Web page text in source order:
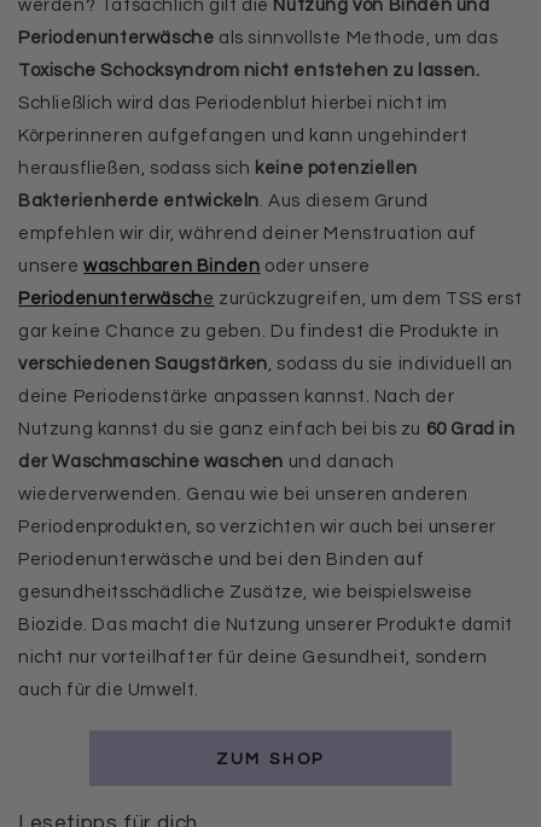
werden? Tatsächlich gilt die Nutzung von Binden und
Periodenunterwäsche als sinnvollste Methode, um das
Toxische Schocksyndrom nicht entstehen zu lassen.
Schließlich wird das Periodenblut hierbei nicht im
Körperinneren aufgefangen und kann ungehindert
herausfließen, sodass sich keine potenziellen
Bakterienherde entwickeln. Aus diesem Grund
empfehlen wir dir, während deiner Menstruation auf
unserewaschbaren Binden oder unsere
Periodenunterwäsche zurückzugreifen, um dem TSS erst
gar keine Chance zu geben. Du findest die Produkte in
verschiedenen Saugstärken, sodass du sie individuell an
deine Periodenstärke anpassen kannst. Nach der
Nutzung kannst du sie ganz einfach bei bis zu 60 Grad in
der Waschmaschine waschen und danach
wiederverwenden. Genau wie bei unseren anderen
Periodenprodukten, so verzichten wir auch bei unserer
Periodenunterwäsche und bei den Binden auf
gesundheitsschädliche Zusätze, wie beispielsweise
Biozide. Das macht die Nutzung unserer Produkte damit
nicht nur vorteilhafter für deine Gesundheit, sondern
auch für die Umwelt.
ZUM SHOP